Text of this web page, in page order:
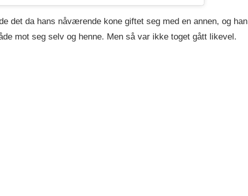
det da hans nåværende kone giftet seg med en annen, og han
mot seg selv og henne. Men så var ikke toget gått likevel.